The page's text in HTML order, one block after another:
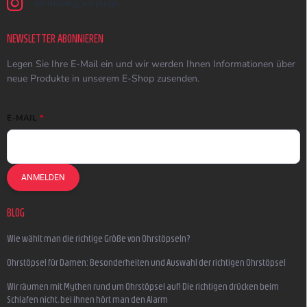
earmazing_earplugs
NEWSLETTER ABONNIEREN
Legen Sie Ihre E-Mail ein und wir werden Ihnen Informationen über
neue Produkte in unserem E-Shop zusenden.
E-MAIL
ANMELDEN
BLOG
Wie wählt man die richtige Größe von Ohrstöpseln?
Ohrstöpsel für Damen: Besonderheiten und Auswahl der richtigen Ohrstöpsel
Wir räumen mit Mythen rund um Ohrstöpsel auf! Die richtigen drücken beim
Schlafen nicht, bei ihnen hört man den Alarm